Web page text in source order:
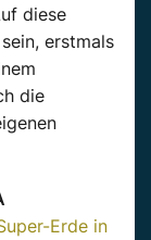
diese
erstmals
die
Erde in